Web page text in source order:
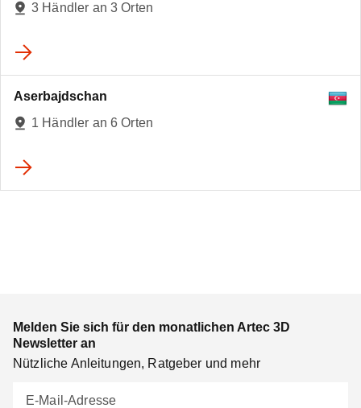
3 Händler an 3 Orten
Aserbajdschan
1 Händler an 6 Orten
Melden Sie sich für den monatlichen Artec 3D
Newsletter an
Nützliche Anleitungen, Ratgeber und mehr
E-Mail-Adresse